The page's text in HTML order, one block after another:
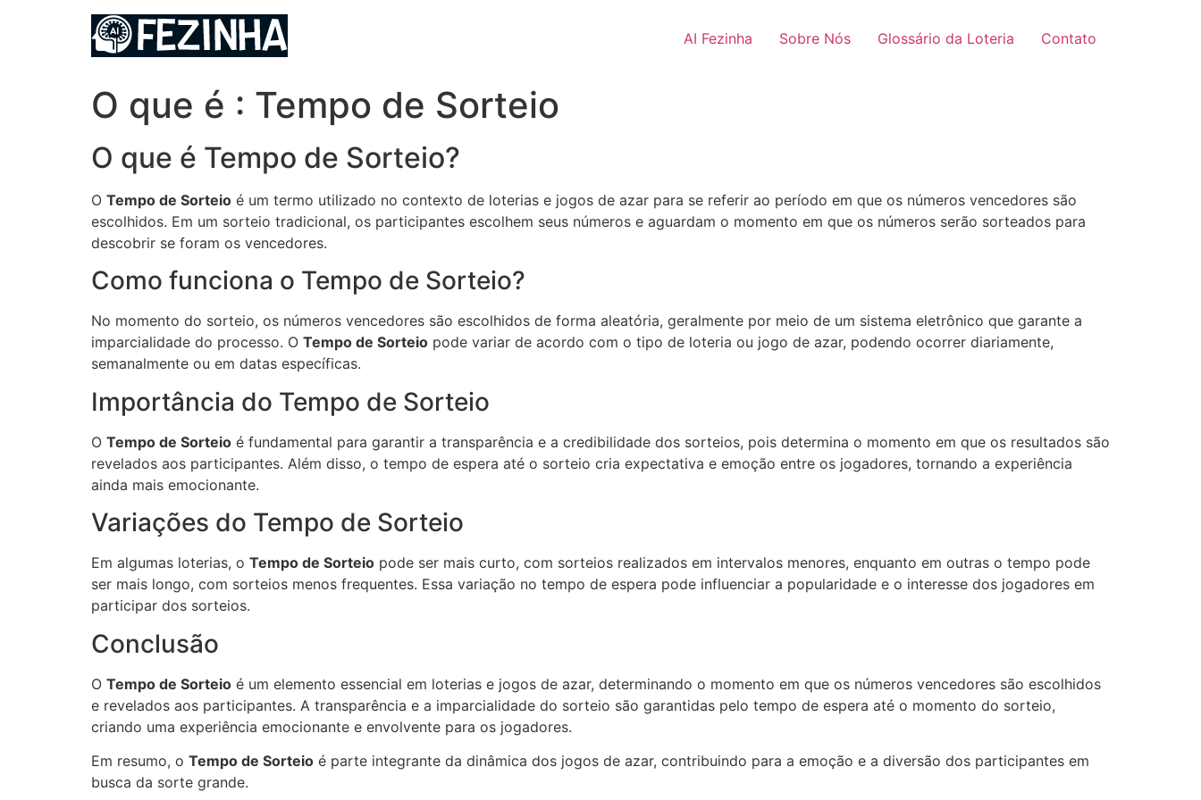
AI Fezinha Sobre Nós Glossário da Loteria Contato
O que é : Tempo de Sorteio
O que é Tempo de Sorteio?
O Tempo de Sorteio é um termo utilizado no contexto de loterias e jogos de azar para se referir ao período em que os números vencedores são
escolhidos. Em um sorteio tradicional, os participantes escolhem seus números e aguardam o momento em que os números serão sorteados para
descobrir se foram os vencedores.
Como funciona o Tempo de Sorteio?
No momento do sorteio, os números vencedores são escolhidos de forma aleatória, geralmente por meio de um sistema eletrônico que garante a
imparcialidade do processo. O Tempo de Sorteio pode variar de acordo com o tipo de loteria ou jogo de azar, podendo ocorrer diariamente,
semanalmente ou em datas específicas.
Importância do Tempo de Sorteio
O Tempo de Sorteio é fundamental para garantir a transparência e a credibilidade dos sorteios, pois determina o momento em que os resultados são
revelados aos participantes. Além disso, o tempo de espera até o sorteio cria expectativa e emoção entre os jogadores, tornando a experiência
ainda mais emocionante.
Variações do Tempo de Sorteio
Em algumas loterias, o Tempo de Sorteio pode ser mais curto, com sorteios realizados em intervalos menores, enquanto em outras o tempo pode
ser mais longo, com sorteios menos frequentes. Essa variação no tempo de espera pode influenciar a popularidade e o interesse dos jogadores em
participar dos sorteios.
Conclusão
O Tempo de Sorteio é um elemento essencial em loterias e jogos de azar, determinando o momento em que os números vencedores são escolhidos
e revelados aos participantes. A transparência e a imparcialidade do sorteio são garantidas pelo tempo de espera até o momento do sorteio,
criando uma experiência emocionante e envolvente para os jogadores.
Em resumo, o Tempo de Sorteio é parte integrante da dinâmica dos jogos de azar, contribuindo para a emoção e a diversão dos participantes em
busca da sorte grande.